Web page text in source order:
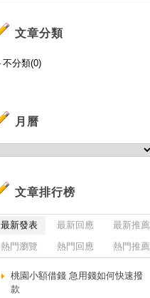
文章分類
不分類(0)
月曆
文章排行榜
最新發表 最新回應
最新推薦
熱門瀏覽
熱門回應 熱門推薦
桃園小額借錢 急用錢如何快速撥
款